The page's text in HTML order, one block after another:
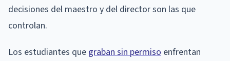
decisiones del maestro y del director son las que
controlan.
Los estudiantes que graban sin permiso enfrentan